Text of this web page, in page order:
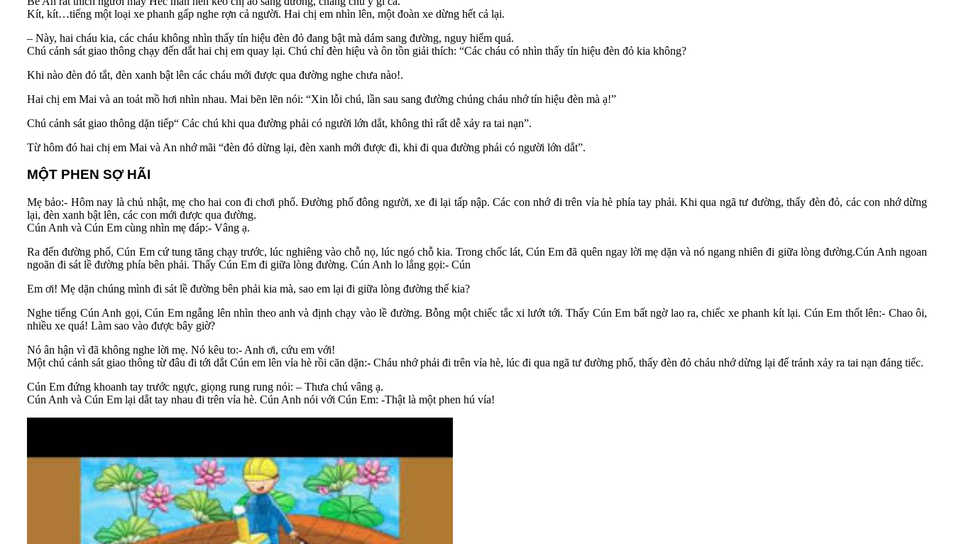
Kít, kít…tiếng một loại xe phanh gấp nghe rợn cả người. Hai chị em nhìn lên, một đoàn xe dừng hết cả lại.
– Này, hai cháu kia, các cháu không nhìn thấy tín hiệu đèn đỏ đang bật mà dám sang đường, nguy hiểm quá.
Chú cảnh sát giao thông chạy đến dắt hai chị em quay lại. Chú chỉ đèn hiệu và ôn tồn giải thích: “Các cháu có nhìn thấy tín hiệu đèn đỏ kia không?
Khi nào đèn đỏ tắt, đèn xanh bật lên các cháu mới được qua đường nghe chưa nào!.
Hai chị em Mai và an toát mồ hơi nhìn nhau. Mai bẽn lẽn nói: “Xin lỗi chú, lần sau sang đường chúng cháu nhớ tín hiệu đèn mà ạ!”
Chú cảnh sát giao thông dặn tiếp“ Các chú khi qua đường phải có người lớn dắt, không thì rất dễ xảy ra tai nạn”.
Từ hôm đó hai chị em Mai và An nhớ mãi “đèn đỏ dừng lại, đèn xanh mới được đi, khi đi qua đường phải có người lớn dắt”.
MỘT PHEN SỢ HÃI
Mẹ bảo:- Hôm nay là chủ nhật, mẹ cho hai con đi chơi phố. Đường phố đông người, xe đi lại tấp nập. Các con nhớ đi trên vỉa hè phía tay phải. Khi qua ngã tư đường, thấy đèn đỏ, các con nhớ dừng
lại, đèn xanh bật lên, các con mới được qua đường.
Cún Anh và Cún Em cùng nhìn mẹ đáp:- Vâng ạ.
Ra đến đường phố, Cún Em cứ tung tăng chạy trước, lúc nghiêng vào chỗ nọ, lúc ngó chỗ kia. Trong chốc lát, Cún Em đã quên ngay lời mẹ dặn và nó ngang nhiên đi giữa lòng đường.Cún Anh ngoan
ngoãn đi sát lề đường phía bên phải. Thấy Cún Em đi giữa lòng đường. Cún Anh lo lắng gọi:- Cún
Em ơi! Mẹ dặn chúng mình đi sát lề đường bên phải kia mà, sao em lại đi giữa lòng đường thế kia?
Nghe tiếng Cún Anh gọi, Cún Em ngẫng lên nhìn theo anh và định chạy vào lề đường. Bỗng một chiếc tắc xi lướt tới. Thấy Cún Em bất ngờ lao ra, chiếc xe phanh kít lại. Cún Em thốt lên:- Chao ôi,
nhiều xe quá! Làm sao vào được bây giờ?
Nó ân hận vì đã không nghe lời mẹ. Nó kêu to:- Anh ơi, cứu em với!
Một chú cảnh sát giao thông từ đâu đi tới dắt Cún em lên vỉa hè rồi căn dặn:- Cháu nhớ phải đi trên vỉa hè, lúc đi qua ngã tư đường phố, thấy đèn đỏ cháu nhớ dừng lại để tránh xảy ra tai nạn đáng tiếc.
Cún Em đứng khoanh tay trước ngực, giọng rung rung nói: – Thưa chú vâng ạ.
Cún Anh và Cún Em lại dắt tay nhau đi trên vỉa hè. Cún Anh nói với Cún Em: -Thật là một phen hú vía!